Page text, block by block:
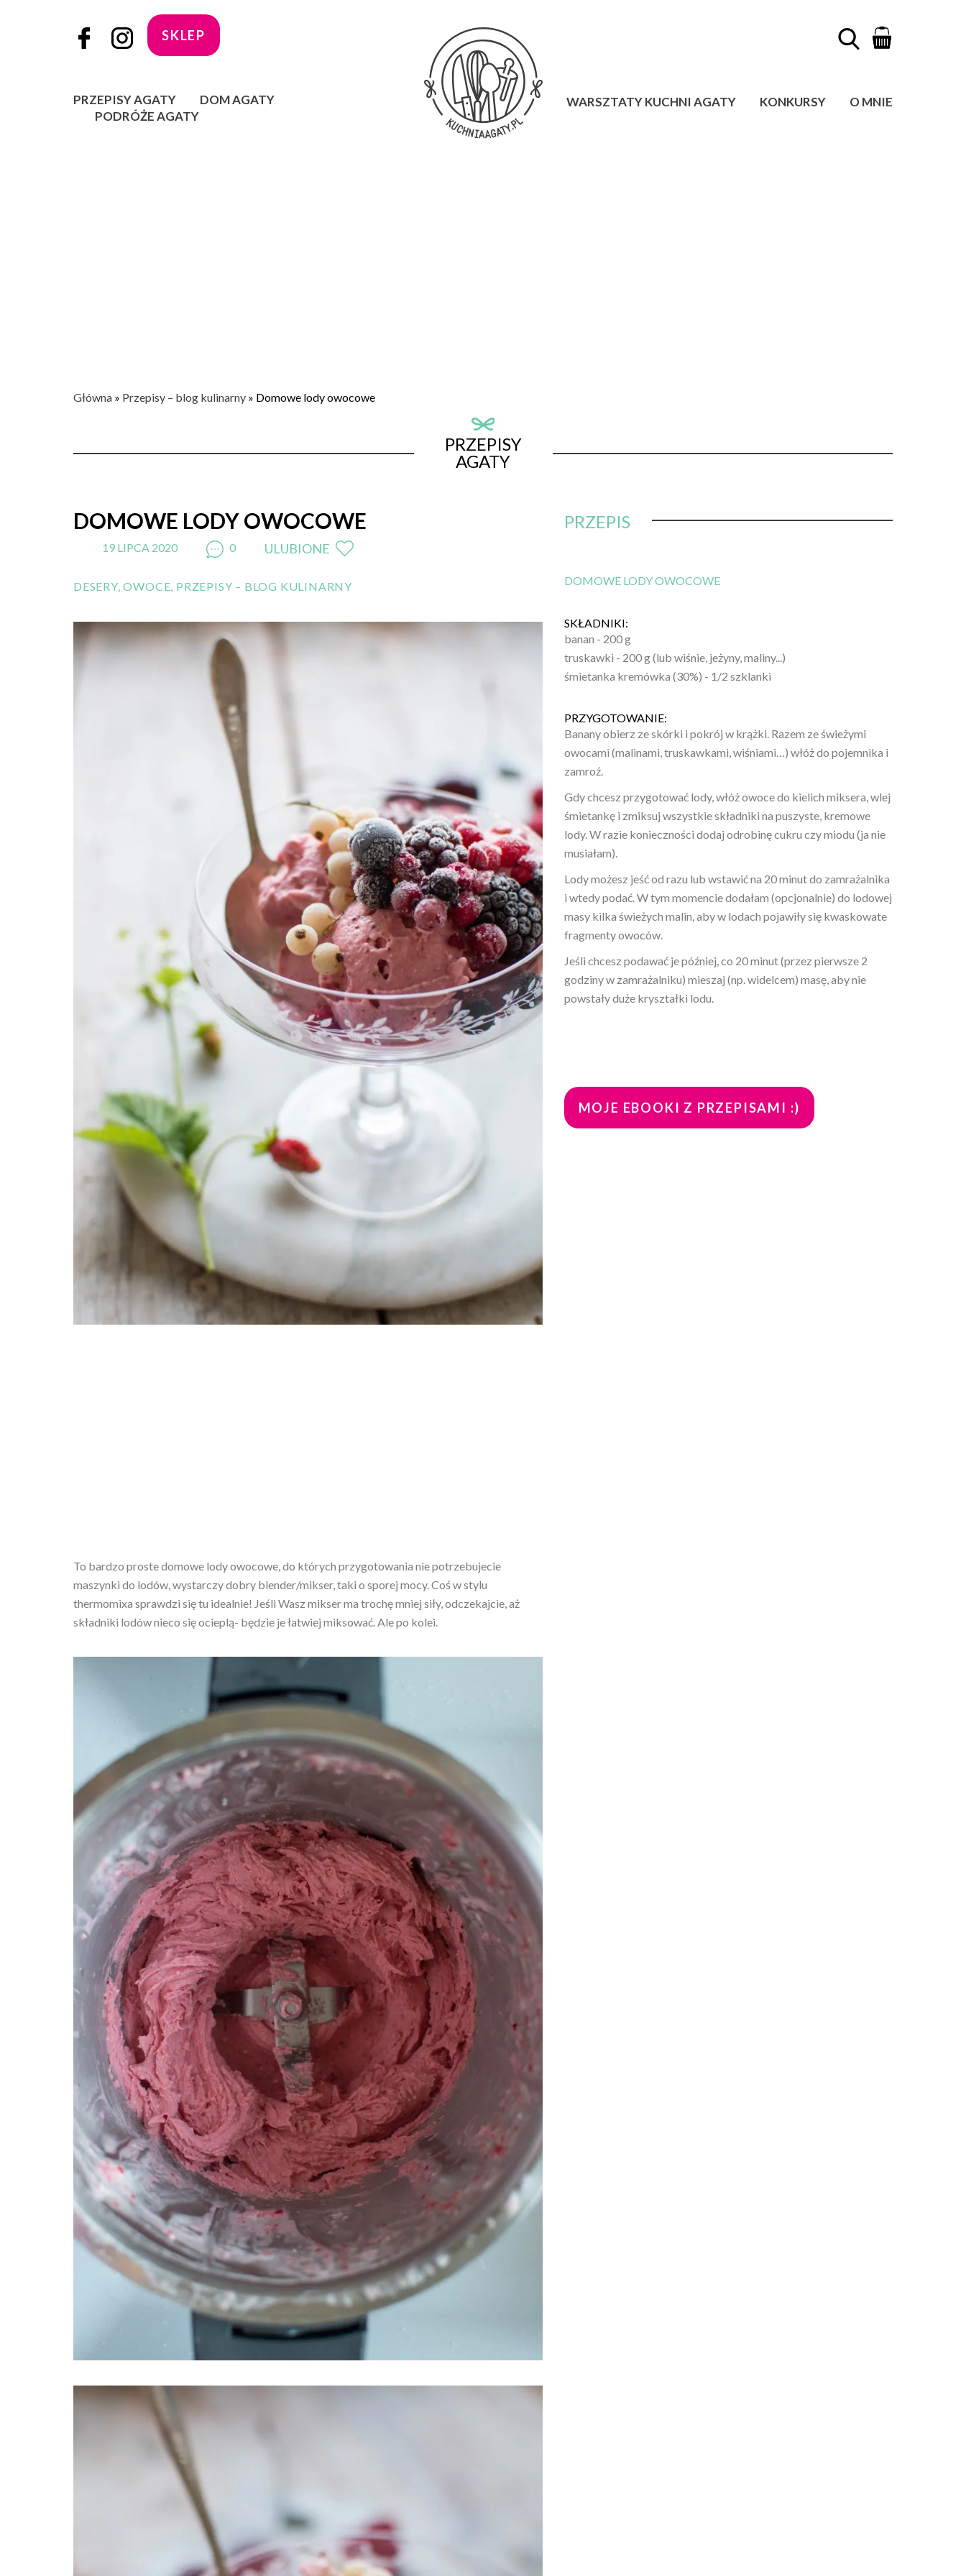
SKLEP
PRZEPISY AGATY
DOM AGATY
PODRÓŻE AGATY
WARSZTATY KUCHNI AGATY KONKURSY O MNIE
Główna » Przepisy – blog kulinarny » Domowe lody owocowe
PRZEPISY
AGATY
DOMOWE LODY OWOCOWE
19 LIPCA 2020 0 ULUBIONE
DESERY,OWOCE, PRZEPISY – BLOG KULINARNY
To bardzo proste domowe lody owocowe, do których przygotowania nie potrzebujecie
maszynki do lodów, wystarczy dobry blender/mikser, taki o sporej mocy. Coś w stylu
thermomixa sprawdzi się tu idealnie! Jeśli Wasz mikser ma trochę mniej siły, odczekajcie, aż
składniki lodów nieco się ocieplą- będzie je łatwiej miksować. Ale po kolei.
PRZEPIS
DOMOWE LODY OWOCOWE
SKŁADNIKI:
banan - 200 g
truskawki - 200 g (lub wiśnie, jeżyny, maliny...)
śmietanka kremówka (30%) - 1/2 szklanki
PRZYGOTOWANIE:
Banany obierz ze skórki i pokrój w krążki. Razem ze świeżymi
owocami (malinami, truskawkami, wiśniami…) włóż do pojemnika i
zamroź.
Gdy chcesz przygotować lody, włóż owoce do kielich miksera, wlej
śmietankę i zmiksuj wszystkie składniki na puszyste, kremowe
lody. W razie konieczności dodaj odrobinę cukru czy miodu (ja nie
musiałam).
Lody możesz jeść od razu lub wstawić na 20 minut do zamrażalnika
i wtedy podać. W tym momencie dodałam (opcjonalnie) do lodowej
masy kilka świeżych malin, aby w lodach pojawiły się kwaskowate
fragmenty owoców.
Jeśli chcesz podawać je później, co 20 minut (przez pierwsze 2
godziny w zamrażalniku) mieszaj (np. widelcem) masę, aby nie
powstały duże kryształki lodu.
MOJE EBOOKI Z PRZEPISAMI :)